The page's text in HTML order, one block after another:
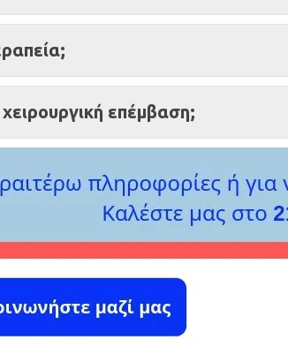
επέμβαση;